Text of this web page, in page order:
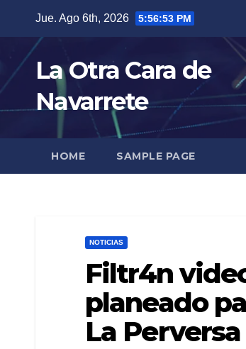
content
Jue. Ago 6th, 2026 5:56:54 PM
La Otra Cara de
Navarrete
HOME SAMPLE PAGE
NOTICIAS
Filtr4n
planeado
La Perversa